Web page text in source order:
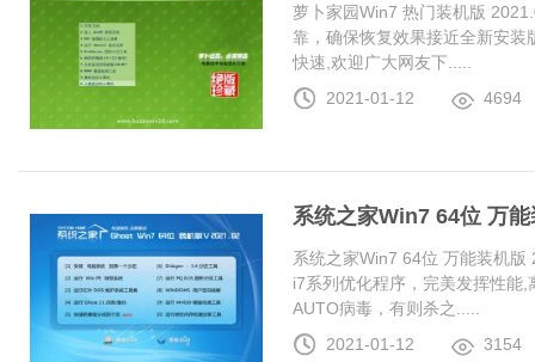
萝卜家园Win7 热门装机版
靠，确保恢复效果接近全新安
快速,欢迎广大网友下.....
2021-01-12
4694
系统之家Win7 64位 万
系统之家Win7 64位 万能装机
i7系列优化程序，完美发挥性能
AUTO病毒，有则杀之.....
2021-01-12
3154